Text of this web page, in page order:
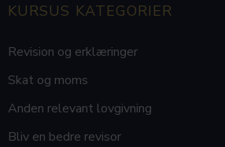
KURSUS KATEGORIER
Revision og erklæringer
Skat og moms
Anden relevant lovgivning
Bliv en bedre revisor